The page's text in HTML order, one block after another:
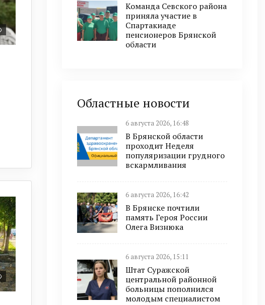
Команда Севского района
приняла участие в
Спартакиаде
пенсионеров Брянской
области
Областные новости
6 августа 2026, 16:48
В Брянской области
проходит Неделя
популяризации грудного
вскармливания
6 августа 2026, 16:42
В Брянске почтили
память Героя России
Олега Визнюка
6 августа 2026, 15:11
Штат Суражской
центральной районной
больницы пополнился
молодым специалистом